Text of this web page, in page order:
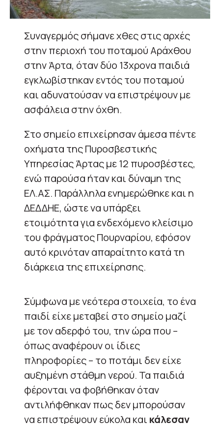
Συναγερμός σήμανε χθες στις αρχές
στην περιοχή του ποταμού Αράχθου
στην Άρτα, όταν δύο 13χρονα παιδιά
εγκλωβίστηκαν εντός του ποταμού
και αδυνατούσαν να επιστρέψουν με
ασφάλεια στην όχθη.
Στο σημείο επιχείρησαν άμεσα πέντε
οχήματα της Πυροσβεστικής
Υπηρεσίας Άρτας με 12 πυροσβέστες,
ενώ παρούσα ήταν και δύναμη της
ΕΛ.ΑΣ. Παράλληλα ενημερώθηκε και η
ΔΕΔΔΗΕ, ώστε να υπάρξει
ετοιμότητα για ενδεχόμενο κλείσιμο
του φράγματος Πουρναρίου, εφόσον
αυτό κρινόταν απαραίτητο κατά τη
διάρκεια της επιχείρησης.
Σύμφωνα με νεότερα στοιχεία, το ένα
παιδί είχε μεταβεί στο σημείο μαζί
με τον αδερφό του, την ώρα που –
όπως αναφέρουν οι ίδιες
πληροφορίες – το ποτάμι δεν είχε
αυξημένη στάθμη νερού. Τα παιδιά
φέρονται να φοβήθηκαν όταν
αντιλήφθηκαν πως δεν μπορούσαν
να επιστρέψουν εύκολα και κάλεσαν